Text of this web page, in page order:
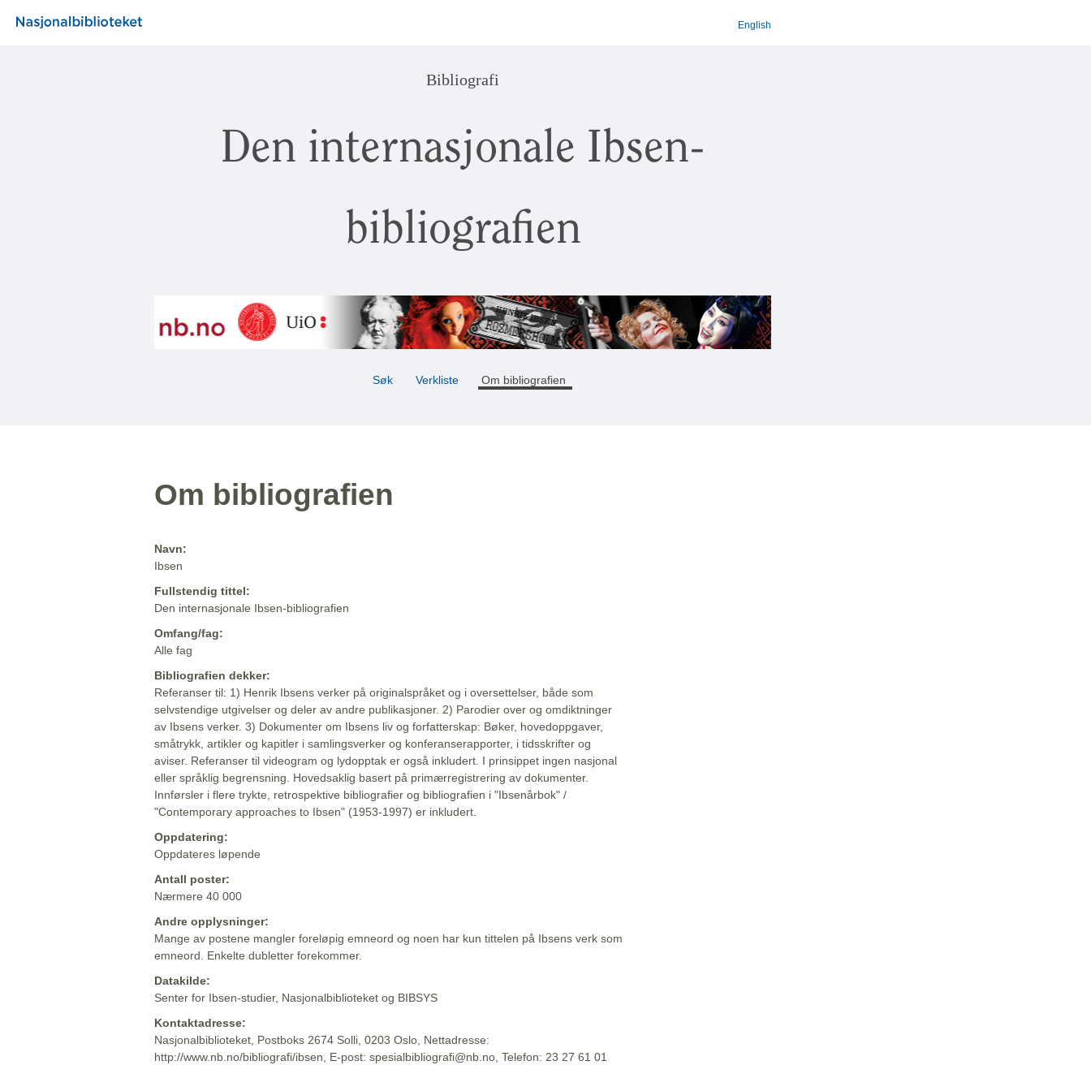
English
Bibliografi
Den internasjonale Ibsen-
bibliografien
Søk Verkliste Om bibliografien
Om bibliografien
Navn:
Ibsen
Fullstendig tittel:
Den internasjonale Ibsen-bibliografien
Omfang/fag:
Alle fag
Bibliografien dekker:
Referanser til: 1) Henrik Ibsens verker på originalspråket og i oversettelser, både som
selvstendige utgivelser og deler av andre publikasjoner. 2) Parodier over og omdiktninger
av Ibsens verker. 3) Dokumenter om Ibsens liv og forfatterskap: Bøker, hovedoppgaver,
småtrykk, artikler og kapitler i samlingsverker og konferanserapporter, i tidsskrifter og
aviser. Referanser til videogram og lydopptak er også inkludert. I prinsippet ingen nasjonal
eller språklig begrensning. Hovedsaklig basert på primærregistrering av dokumenter.
Innførsler i flere trykte, retrospektive bibliografier og bibliografien i "Ibsenårbok" /
"Contemporary approaches to Ibsen" (1953-1997) er inkludert.
Oppdatering:
Oppdateres løpende
Antall poster:
Nærmere 40 000
Andre opplysninger:
Mange av postene mangler foreløpig emneord og noen har kun tittelen på Ibsens verk som
emneord. Enkelte dubletter forekommer.
Datakilde:
Senter for Ibsen-studier, Nasjonalbiblioteket og BIBSYS
Kontaktadresse:
Nasjonalbiblioteket, Postboks 2674 Solli, 0203 Oslo, Nettadresse:
http://www.nb.no/bibliografi/ibsen, E-post: spesialbibliografi@nb.no, Telefon: 23 27 61 01